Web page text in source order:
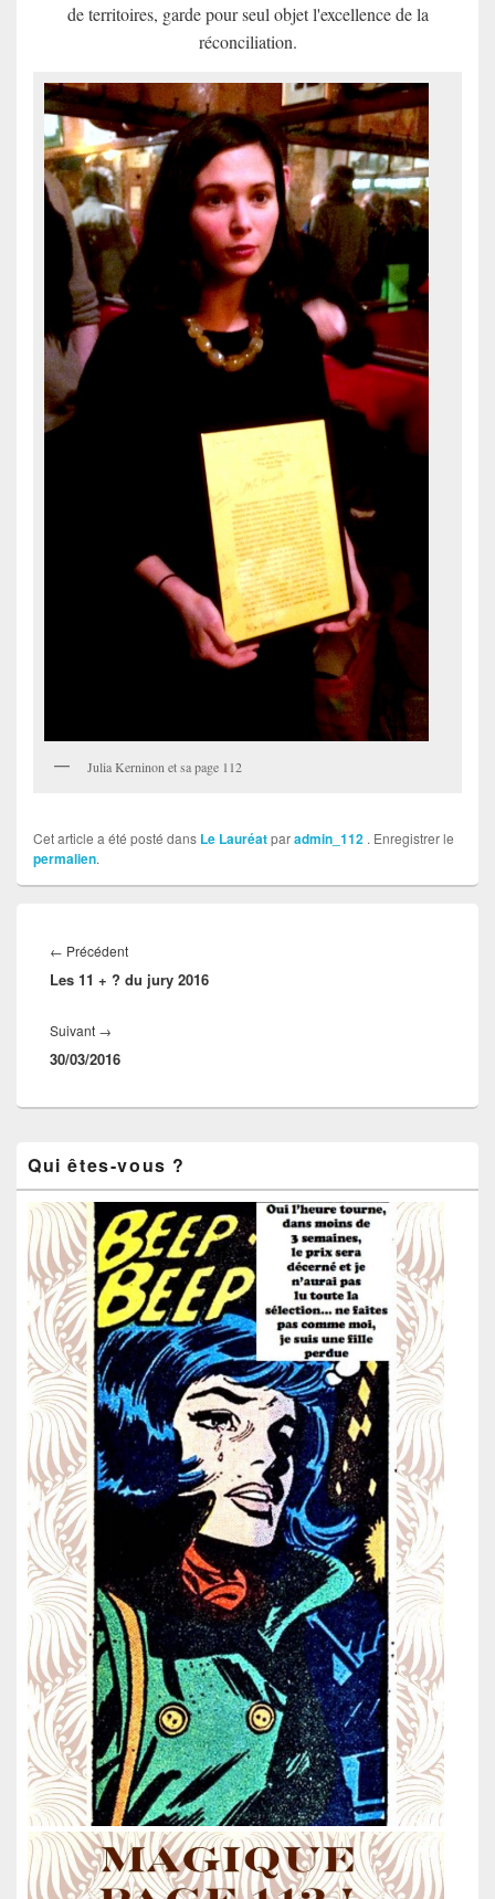
de territoires, garde pour seul objet l'excellence de la
réconciliation.
Julia Kerninon et sa page 112
Cet article a été posté dans Le Lauréatparadmin_112 . Enregistrer le
permalien.
de
l’article
← Précédent
précédent :
Les 11 + ? du jury 2016
Suivant →
suivant :
30/03/2016
principale
de
widget
pour
barre
latérale
Qui êtes-vous ?